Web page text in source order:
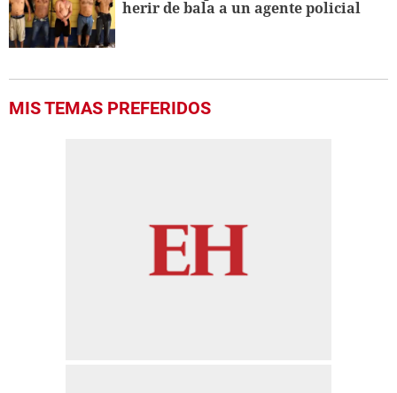
herir de bala a un agente policial
MIS TEMAS PREFERIDOS